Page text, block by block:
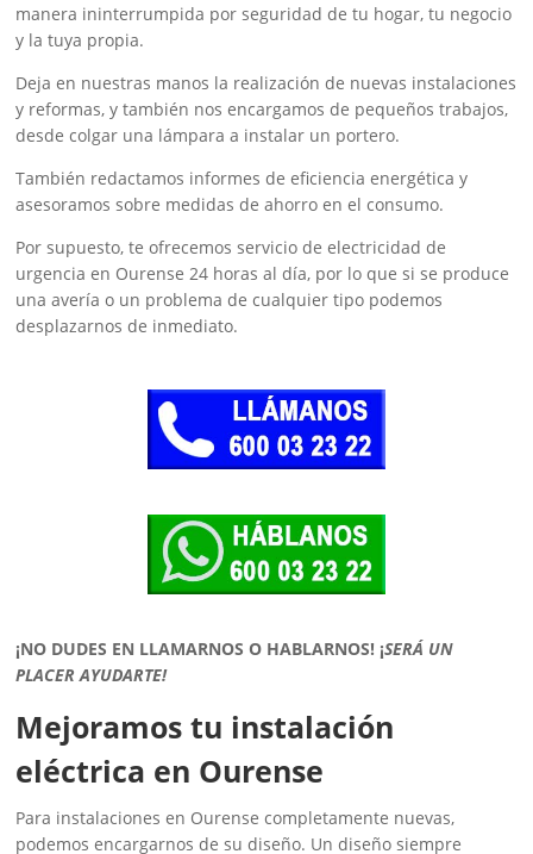
manera ininterrumpida por seguridad de tu hogar, tu negocio
y la tuya propia.
Deja en nuestras manos la realización de nuevas instalaciones
y reformas, y también nos encargamos de pequeños trabajos,
desde colgar una lámpara a instalar un portero.
También redactamos informes de eficiencia energética y
asesoramos sobre medidas de ahorro en el consumo.
Por supuesto, te ofrecemos servicio de electricidad de
urgencia en Ourense 24 horas al día, por lo que si se produce
una avería o un problema de cualquier tipo podemos
desplazarnos de inmediato.
¡NO DUDES EN LLAMARNOS O HABLARNOS! ¡SERÁ UN
PLACER AYUDARTE!
Mejoramos tu instalación
eléctrica en Ourense
Para instalaciones en Ourense completamente nuevas,
podemos encargarnos de su diseño. Un diseño siempre